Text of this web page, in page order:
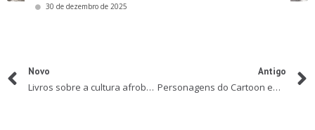
30 de dezembro de 2025
Novo
Livros sobre a cultura afrobrasileira
Antigo
Personagens do Cartoon embarcam em uma nova aventura esportiva